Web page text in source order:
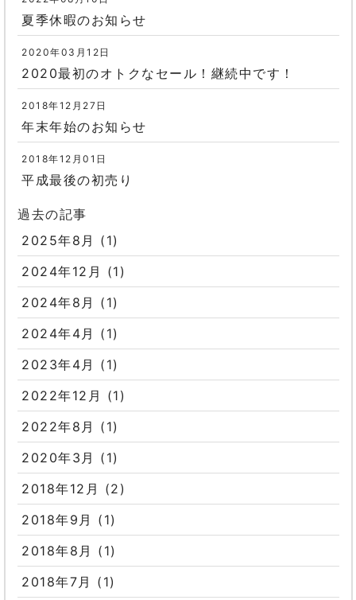
夏季休暇のお知らせ
2020年03月12日
2020最初のオトクなセール！継続中です！
2018年12月27日
年末年始のお知らせ
2018年12月01日
平成最後の初売り
過去の記事
2025年8月 (1)
2024年12月 (1)
2024年8月 (1)
2024年4月 (1)
2023年4月 (1)
2022年12月 (1)
2022年8月 (1)
2020年3月 (1)
2018年12月 (2)
2018年9月 (1)
2018年8月 (1)
2018年7月 (1)